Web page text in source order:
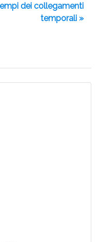
dei collegamenti
temporali »